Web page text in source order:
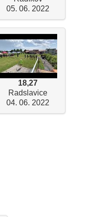
05. 06. 2022
18,27
Radslavice
04. 06. 2022